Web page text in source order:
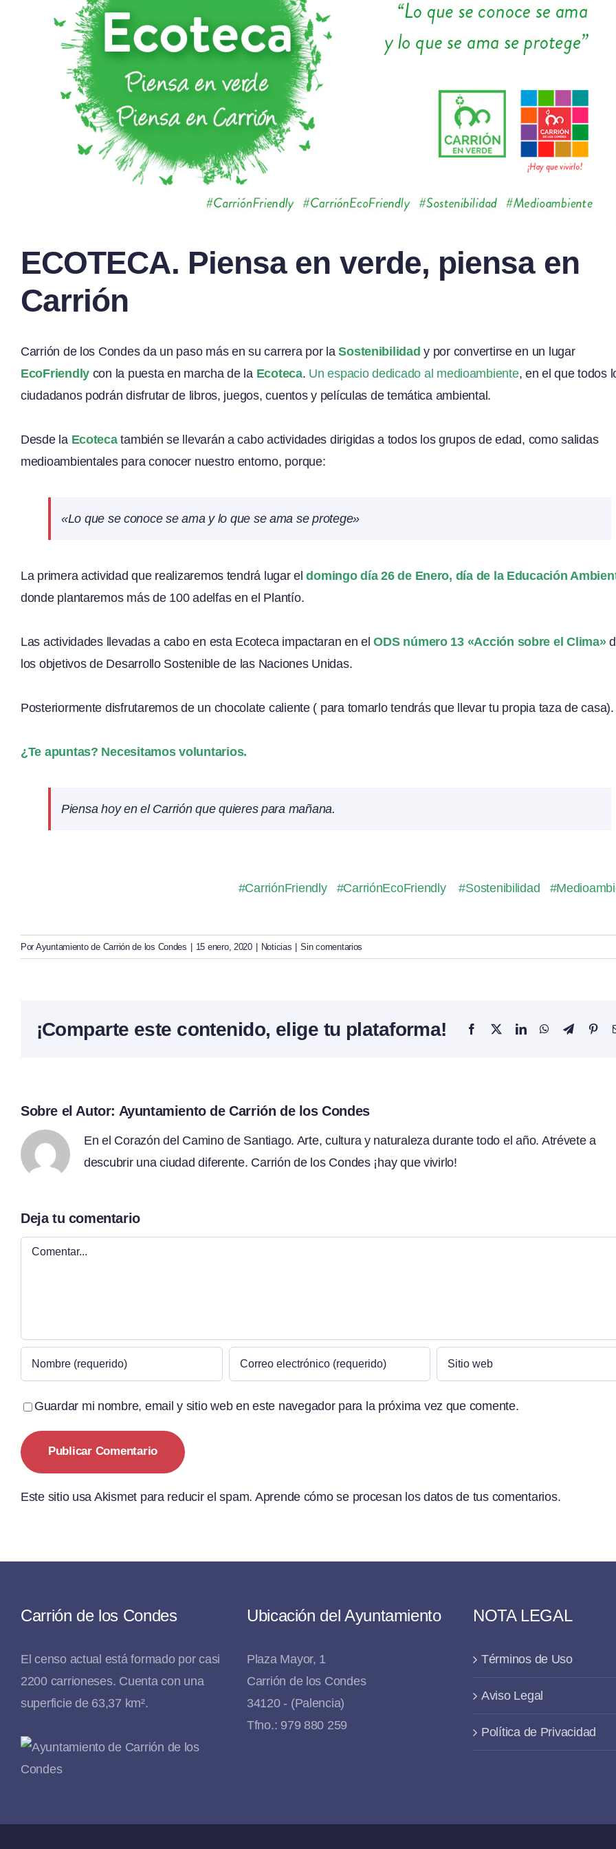
ECOTECA. Piensa en verde, piensa en
Carrión
Carrión de los Condes da un paso más en su carrera por laSostenibilidad y por convertirse en un lugar
EcoFriendly con la puesta en marcha de la Ecoteca. Un espacio dedicado al medioambiente, en el que todos
ciudadanos podrán disfrutar de libros, juegos, cuentos y películas de temática ambiental.
Desde la Ecotecatambién se llevarán a cabo actividades dirigidas a todos los grupos de edad, como salidas
medioambientales para conocer nuestro entorno, porque:
«Lo que se conoce se ama y lo que se ama se protege»
La primera actividad que realizaremos tendrá lugar eldomingo día 26 de Enero, día de la Educación
donde plantaremos más de 100 adelfas en el Plantío.
Las actividades llevadas a cabo en esta Ecoteca impactaran en elODS número 13 «Acción sobre el Clima»
los objetivos de Desarrollo Sostenible de las Naciones Unidas.
Posteriormente disfrutaremos de un chocolate caliente ( para tomarlo tendrás que llevar tu propia taza de casa).
¿Te apuntas? Necesitamos voluntarios.
Piensa hoy en el Carrión que quieres para mañana.
#CarriónFriendly #CarriónEcoFriendly #Sostenibilidad
Por Ayuntamiento de Carrión de los Condes 15 enero, 2020 Noticias Sin comentarios
¡Comparte este contenido, elige tu plataforma! Facebook
X LinkedInWhatsApp
Telegram
Sobre el Autor: Ayuntamiento de Carrión de los Condes
En el Corazón del Camino de Santiago. Arte, cultura y naturaleza durante todo el año. Atrévete a
descubrir una ciudad diferente. Carrión de los Condes ¡hay que vivirlo!
Deja tu comentario
Comentar
Guardar mi nombre, email y sitio web en este navegador para la próxima vez que comente.
Este sitio usa Akismet para reducir el spam. Aprende cómo se procesan los datos de tus comentarios.
Carrión de los Condes
El censo actual está formado por casi
2200 carrioneses. Cuenta con una
superficie de 63,37 km².
Ubicación del Ayuntamiento
Plaza Mayor, 1
Carrión de los Condes
34120 - (Palencia)
Tfno.: 979 880 259
NOTA LEGAL
Términos de Uso
Aviso Legal
Política de Privacidad